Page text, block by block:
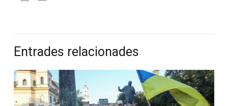
Entrades relacionades